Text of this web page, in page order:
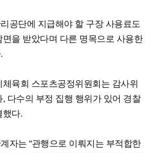
공단에 지급해야 할 구장 사용료도
을 받았다며 다른 명목으로 사용한
육회 스포츠공정위원회는 감사위
다수의 부정 집행 행위가 있어 경찰
했다.
자는 "관행으로 이뤄지는 부적합한